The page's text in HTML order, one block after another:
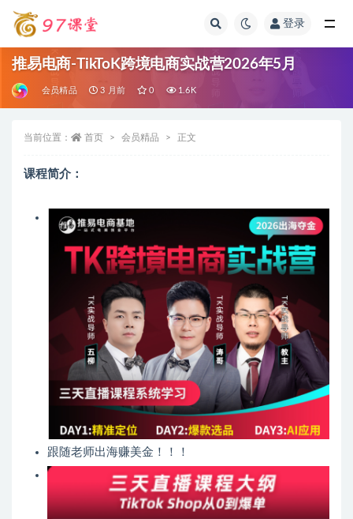
登录
推易电商-TikToK跨境电商实战营2026年5月
会员精品 3 月前 0 1.6K
当前位置： 首页 会员精品 正文
课程简介：
跟随老师出海赚美金！！！